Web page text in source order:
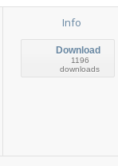
Info
Download
1196
downloads